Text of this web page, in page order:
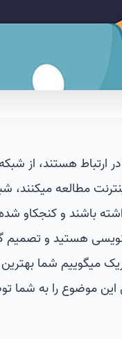
در ارتباط هستند، از
مطالعه میکنند،
باشند و کنجکاو
هستید و تصمیم
میگوییم شما
این موضوع را به شما